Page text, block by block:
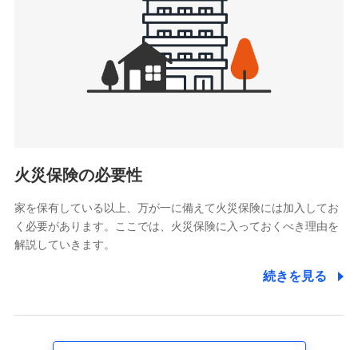
4.家族・友達紹介にて取得した個人情報
被紹介者への連絡、及び当社と取引のあるもしくは委託を受
けている保険会社・提携会社の保険その他に関する情報を提
供し、金融商品等の契約を勧奨するため
アンケートやキャンペーン等の実施のため
電話対応の品質向上およびお問合せ内容の正確な把握のため
6.採用応募者の個人情報
採用選考および入社手続を実施するため
火災保険の必要性
家を保有している以上、万が一に備えて火災保険には加入してお
く必要があります。ここでは、火災保険に入っておくべき理由を
解説していきます。
続きを見る